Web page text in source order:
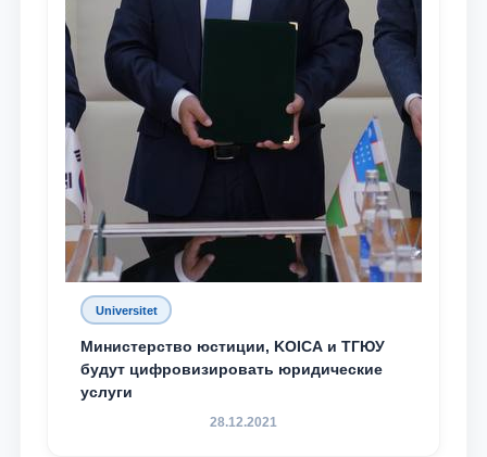
Universitet
Министерство юстиции, KOICA и ТГЮУ
будут цифровизировать юридические
услуги
28.12.2021